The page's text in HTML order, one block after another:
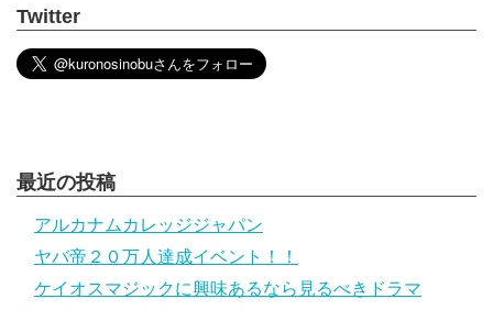
Twitter
最近の投稿
アルカナムカレッジジャパン
ヤバ帝２０万人達成イベント！！
ケイオスマジックに興味あるなら見るべきドラマ